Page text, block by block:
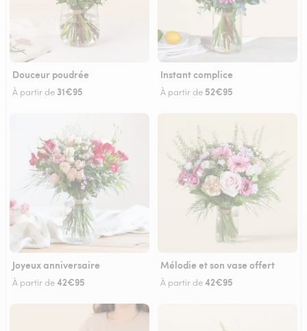
Douceur poudrée
À partir de 31€95
Instant complice
À partir de 52€95
Joyeux anniversaire
À partir de42€95
Mélodie et son vase offert
À partir de42€95